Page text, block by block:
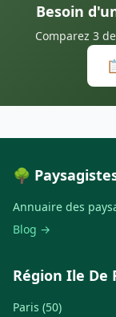
Besoin
Comparez 3
🌳
Annuaire des
Blog →
Région Ile De
Paris (50)